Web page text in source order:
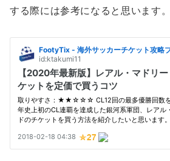
する際には参考になると思います。